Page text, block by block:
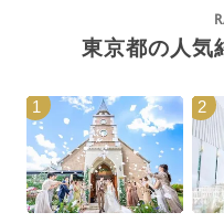
東京都の人気
1 2